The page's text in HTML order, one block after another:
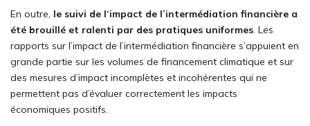
En outre, le suivi de l‘impact de l’intermédiation financière a
été brouillé et ralenti par des pratiques uniformes. Les
rapports sur l’impact de l’intermédiation financière s’appuient en
grande partie sur les volumes de financement climatique et sur
des mesures d’impact incomplètes et incohérentes qui ne
permettent pas d’évaluer correctement les impacts
économiques positifs.